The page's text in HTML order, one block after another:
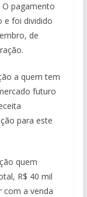
pagamento
e foi dividido
de
a quem tem
futuro
para este
quem
R$ 40 mil
com a venda